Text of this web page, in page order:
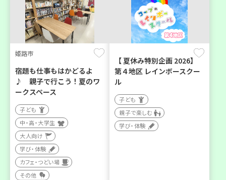
姫路市
宿題も仕事もはかどるよ
♪ 親子で行こう！夏のワ
ークスペース
子ども
中・高・大学生
大人向け
学び・体験
カフェ・つどい場
その他
【 夏休み特別企画 2026】
第４地区 レインボースクー
ル
子ども
親子で楽しむ
学び・体験